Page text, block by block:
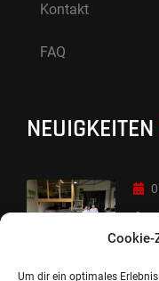
Cookie-
Um dir ein optimales
Kontakt
FAQ
NEUIGKEITEN